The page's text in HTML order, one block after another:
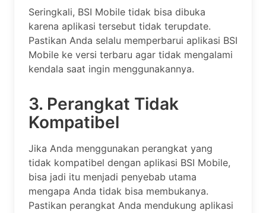
Seringkali, BSI Mobile tidak bisa dibuka
karena aplikasi tersebut tidak terupdate.
Pastikan Anda selalu memperbarui aplikasi BSI
Mobile ke versi terbaru agar tidak mengalami
kendala saat ingin menggunakannya.
3. Perangkat Tidak
Kompatibel
Jika Anda menggunakan perangkat yang
tidak kompatibel dengan aplikasi BSI Mobile,
bisa jadi itu menjadi penyebab utama
mengapa Anda tidak bisa membukanya.
Pastikan perangkat Anda mendukung aplikasi